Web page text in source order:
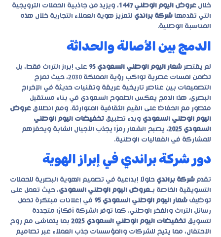
خلال عروض اليوم الوطني 1447
، ويزيد من جاذبية الحملات الترويجية
التي تقدمها شركة براندي لتعزيز هوية العملاء التجارية خلال هذه
المناسبة الوطنية.
الدمج بين الأصالة والحداثة
لم يقتصر شعار اليوم الوطني السعودي 95
على إبراز التراث فقط، بل
تضمن لمسات عصرية تواكب رؤية المملكة 2030، حيث تمزج
التصميمات بين عناصر تاريخية عريقة وتقنيات حديثة في الإخراج
البصري. هذا الدمج يعكس الطموح السعودي في بناء مستقبل
متطور مع الحفاظ على القيم الثقافية المتوارثة. ومع انطلاق عروض
اليوم الوطني السعودي وبدء تطبيق تخفيضات اليوم الوطني
السعودي 2025
، يصبح الشعار رمزًا يجذب الأجيال الشابة ويحفزهم
للمشاركة في الفعاليات الوطنية.
دور شركة براندي في إبراز الهوية
تقدم شركة براندي حلولًا إبداعية في تصميم الهوية البصرية للحملات
التسويقية الخاصة بـعروض اليوم الوطني السعودي، حيث تعمل على
توظيف شعار اليوم الوطني السعودي 95
في إعلانات مبتكرة تحمل
رسائل التراث والفخر الوطني. كما توفر الشركة أفكارًا متجددة
لتسويق تخفيضات اليوم الوطني السعودي 2025
بما يتماشى مع روح
الاحتفال، مما يتيح للشركات والمؤسسات جذب العملاء عبر تصاميم